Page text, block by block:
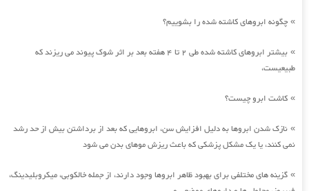
» چگونه ابروهای کاشته شده را بشوییم؟
»
بیشتر ابروهای کاشته شده طی 2 تا 4 هفته بعد بر اثر شوک پیوند می ریزند که
طبیعیست،
» کاشت ابرو چیست؟
» نازک شدن ابروها به دلیل افزایش سن، ابروهایی که بعد از برداشتن بیش از حد رشد
نمی کنند، یا یک مشکل پزشکی که باعث ریزش موهای بدن می شود
» گزینه های مختلفی برای بهبود ظاهر ابروها وجود دارند، از جمله خالکوبی، میکروبلیدینگ،